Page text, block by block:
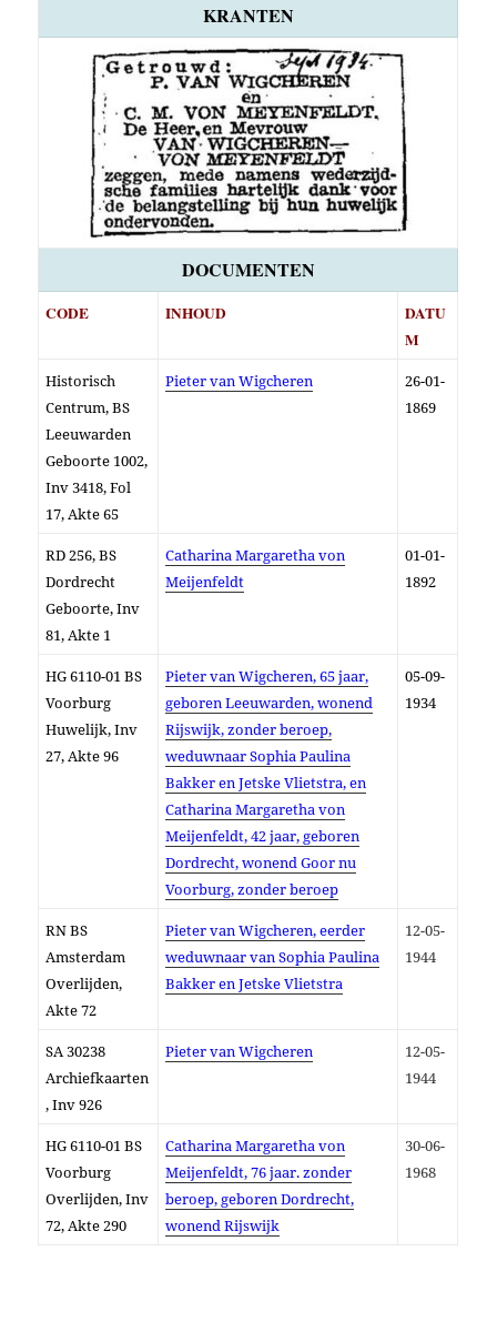
KRANTEN
DOCUMENTEN
CODE INHOUD
DATU
M
Historisch
Centrum, BS
Leeuwarden
Geboorte 1002,
Inv 3418,Fol
17, Akte 65
Pieter van Wigcheren
26-01-
1869
RD 256, BS
Dordrecht
Geboorte, Inv
81, Akte 1
Catharina Margaretha von
Meijenfeldt
01-01-
1892
HG 6110-01 BS
Voorburg
Huwelijk, Inv
27, Akte 96
Pieter van Wigcheren, 65 jaar,
geboren Leeuwarden, wonend
Rijswijk, zonder beroep,
weduwnaar Sophia Paulina
Bakker en Jetske Vlietstra, en
Catharina Margaretha von
Meijenfeldt, 42 jaar, geboren
Dordrecht, wonend Goor nu
Voorburg, zonder beroep
05-09-
1934
RN BS
Amsterdam
Overlijden,
Akte 72
Pieter van Wigcheren, eerder
weduwnaar van Sophia Paulina
Bakker en Jetske Vlietstra
12-05-
1944
SA30238
Archiefkaarten
, Inv 926
Pieter van Wigcheren
12-05-
1944
HG 6110-01 BS
Voorburg
Overlijden, Inv
72, Akte 290
Catharina Margaretha von
Meijenfeldt, 76 jaar. zonder
beroep, geboren Dordrecht,
wonend Rijswijk
30-06-
1968